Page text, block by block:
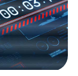
complicati e
spie nemiche e
parte. In questo
squadra dovete
di James